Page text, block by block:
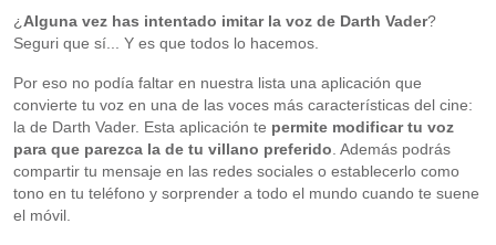
¿Alguna vez has intentado imitar la voz de Darth Vader?
Seguri que sí... Y es que todos lo hacemos.
Por eso no podía faltar en nuestra lista una aplicación que
convierte tu voz en una de las voces más características del cine:
la de Darth Vader. Esta aplicación te permite modificar tu voz
para que parezca la de tu villano preferido. Además podrás
compartir tu mensaje en las redes sociales o establecerlo como
tono en tu teléfono y sorprender a todo el mundo cuando te suene
el móvil.